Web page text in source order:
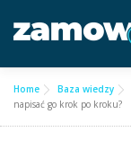
do
Dla gastronomii ▿
Home Baza wiedzy
napisać go krok po kroku?